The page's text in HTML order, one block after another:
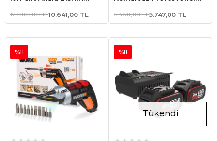
Şarjlı Darbeli Tornavida
12.000,00 TL10.641,00 TL
Dahil Değildir)
6.480,00 TL5.747,00 TL
%11
Tükendi
%11